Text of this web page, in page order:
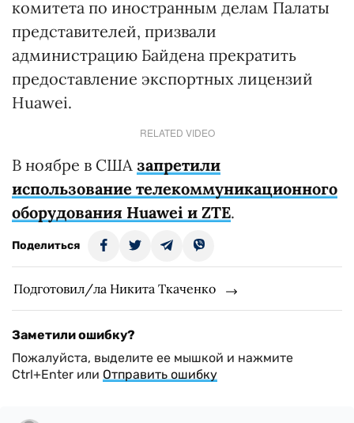
комитета по иностранным делам Палаты
представителей, призвали
администрацию Байдена прекратить
предоставление экспортных лицензий
Huawei.
RELATED VIDEO
В ноябре в США запретили
использование телекоммуникационного
оборудования Huawei и ZTE.
Поделиться
Подготовил/ла Никита Ткаченко
Заметили ошибку?
Пожалуйста, выделите ее мышкой и нажмите
Ctrl+Enter или Отправить ошибку